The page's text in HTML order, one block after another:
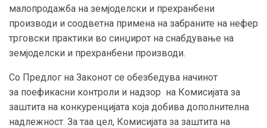
малопродажба на земјоделски и прехранбени
производи и соодветна примена на забраните на нефер
трговски практики во синџирот на снабдување на
земјоделски и прехранбени производи.
Со Предлог на Законот се обезбедува начинот
за поефикасни контроли и надзор на Комисијата за
заштита на конкуренцијата која добива дополнителна
надлежност. За таа цел, Комисијата за заштита на